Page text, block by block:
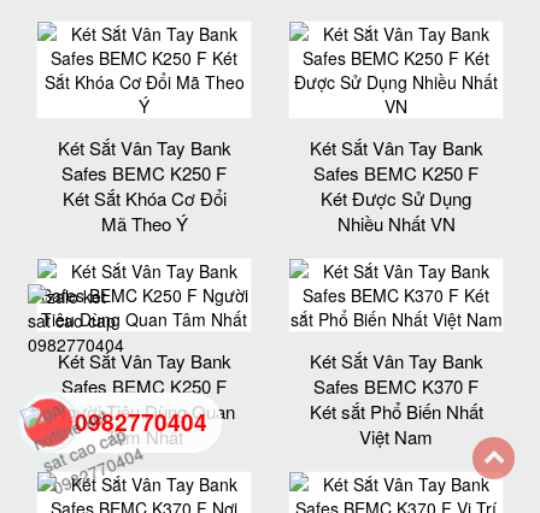
Két Sắt Vân Tay Bank
Safes BEMC K250 F
Két Sắt Khóa Cơ Đổi
Mã Theo Ý
Két Sắt Vân Tay Bank
Safes BEMC K250 F
Két Được Sử Dụng
Nhiều Nhất VN
Két Sắt Vân Tay Bank
Safes BEMC K250 F
Người Tiêu Dùng Quan
Tâm Nhất
Két Sắt Vân Tay Bank
Safes BEMC K370 F
Két sắt Phổ Biến Nhất
Việt Nam
0982770404
back